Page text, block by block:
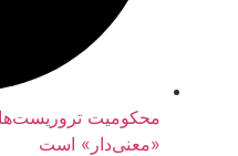
محکومیت تروریست‌های
«معنی‌دار» است